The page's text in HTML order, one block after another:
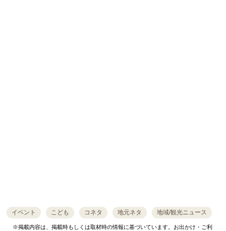
イベント こども コネタ 地元ネタ 地域/観光ニュース
※掲載内容は、掲載時もしくは取材時の情報に基づいています。お出かけ・ご利